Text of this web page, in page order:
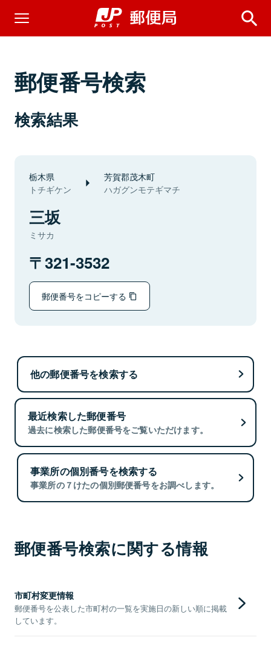
郵便番号検索
検索結果
栃木県
トチギケン
芳賀郡茂木町
ハガグンモテギマチ
三坂
ミサカ
321-3532
郵便番号をコピーする
他の郵便番号を検索する
最近検索した郵便番号
過去に検索した郵便番号をご覧いただけます。
事業所の個別番号を検索する
事業所の７けたの個別郵便番号をお調べします。
郵便番号検索に関する情報
市町村変更情報
郵便番号を公表した市町村の一覧を実施日の新しい順に掲載
しています。